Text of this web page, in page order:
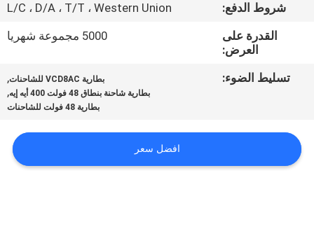
أخبار
خريطة
سياسة
الخصوصية
شروط الدفع:
L/C ، D/A ، T/T ، Western Union
القدرة على
العرض:
5000 مجموعة شهريا
تسليط الضوء: بطارية VCD8AC للشاحنات ,
بطارية شاحنة بنطاق 48 فولت 400 أيه إيه ,
بطارية 48 فولت للشاحنات
افضل سعر